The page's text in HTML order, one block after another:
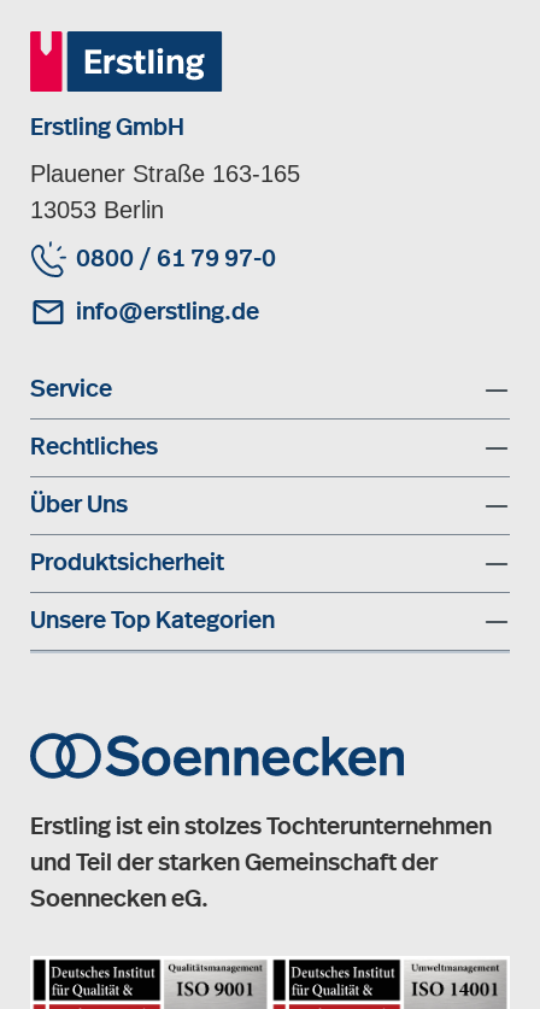
Erstling GmbH
Plauener Straße 163-165
13053 Berlin
0800 / 61 79 97-0
info@erstling.de
Service
Rechtliches
Über Uns
Produktsicherheit
Unsere Top Kategorien
Erstling ist ein stolzes Tochterunternehmen
und Teil der starken Gemeinschaft der
Soennecken eG.